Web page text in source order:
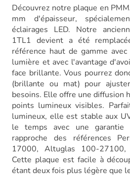
Découvrez notre plaque en
mm d'épaisseur,
éclairages LED. Notre
1TL1 devient a été
référence haut de gamme
lumière et avec l'avantage
face brillante. Vous pourrez
(brillante ou mat) pour
besoins. Elle offre une diffusion
points lumineux visibles.
lumineux, elle est stable aux
le temps avec une
rapproche des références
17000, Altuglas 100-
Cette plaque est facile à
étant deux fois plus légère que